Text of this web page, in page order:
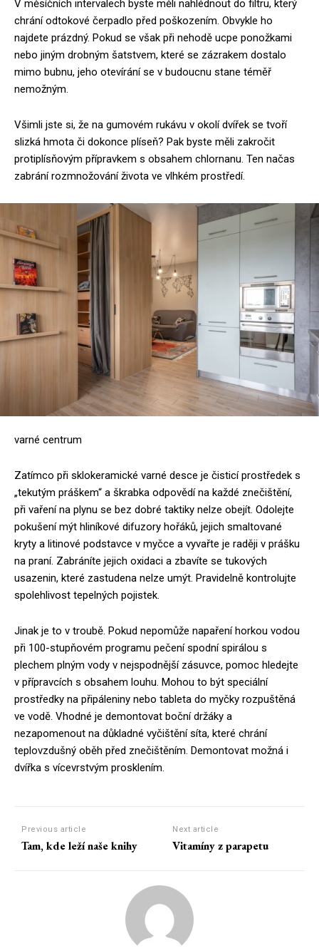
V měsíčních intervalech byste měli nahlédnout do filtru, který
chrání odtokové čerpadlo před poškozením. Obvykle ho
najdete prázdný. Pokud se však při nehodě ucpe ponožkami
nebo jiným drobným šatstvem, které se zázrakem dostalo
mimo bubnu, jeho otevírání se v budoucnu stane téměř
nemožným.
Všimli jste si, že na gumovém rukávu v okolí dvířek se tvoří
slizká hmota či dokonce plíseň? Pak byste měli zakročit
protiplísňovým přípravkem s obsahem chlornanu. Ten načas
zabrání rozmnožování života ve vlhkém prostředí.
varné centrum
Zatímco při sklokeramické varné desce je čisticí prostředek s
„tekutým práškem“ a škrabka odpovědí na každé znečištění,
při vaření na plynu se bez dobré taktiky nelze obejít. Odolejte
pokušení mýt hliníkové difuzory hořáků, jejich smaltované
kryty a litinové podstavce v myčce a vyvařte je raději v prášku
na praní. Zabráníte jejich oxidaci a zbavíte se tukových
usazenin, které zastudena nelze umýt. Pravidelně kontrolujte
spolehlivost tepelných pojistek.
Jinak je to v troubě. Pokud nepomůže napaření horkou vodou
při 100-stupňovém programu pečení spodní spirálou s
plechem plným vody v nejspodnější zásuvce, pomoc hledejte
v přípravcích s obsahem louhu. Mohou to být speciální
prostředky na připáleniny nebo tableta do myčky rozpuštěná
ve vodě. Vhodné je demontovat boční držáky a
nezapomenout na důkladné vyčištění síta, které chrání
teplovzdušný oběh před znečištěním. Demontovat možná i
dvířka s vícevrstvým prosklením.
Previous article
Tam, kde leží naše knihy
Next article
Vitamíny z parapetu